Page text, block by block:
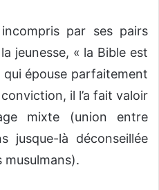
par ses pairs
jeunesse, « la Bible est
qui épouse parfaitement
il l’a fait valoir
mixte (union entre
jusque-là déconseillée
musulmans).